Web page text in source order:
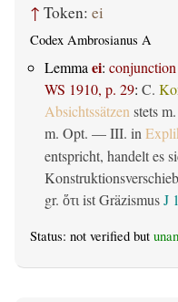
↑ Token: ei
Codex Ambrosianus A
Lemma ei: conjunction
WS 1910, p. 29: C.
Absichtssätzen stets
m. Opt. — III. in
entspricht, handelt es
gr. ὅτι ist GräzismusJ
Status: not verified but